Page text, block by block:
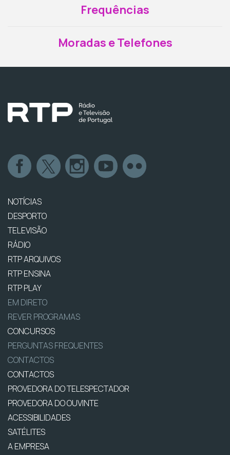
Frequências
Moradas e Telefones
NOTÍCIAS
DESPORTO
TELEVISÃO
RÁDIO
RTP ARQUIVOS
RTP ENSINA
RTP PLAY
EM DIRETO
REVER PROGRAMAS
CONCURSOS
PERGUNTAS FREQUENTES
CONTACTOS
CONTACTOS
PROVEDORA DO TELESPECTADOR
PROVEDORA DO OUVINTE
ACESSIBILIDADES
SATÉLITES
A EMPRESA